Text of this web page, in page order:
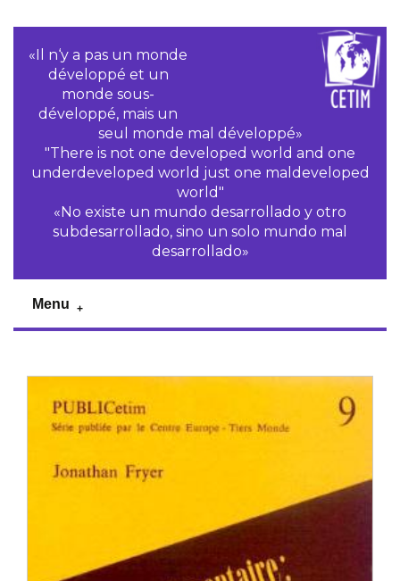
«Il n‘y a pas un monde
développé et un
monde sous-
développé, mais un
seul monde mal développé»
"There is not one developed world and one
underdeveloped world just one maldeveloped
world"
«No existe un mundo desarrollado y otro
subdesarrollado, sino un solo mundo mal
desarrollado»
Menu